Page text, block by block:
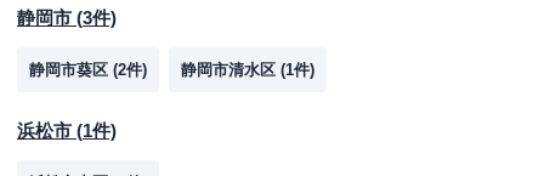
静岡市 (3件)
静岡市葵区 (2件) 静岡市清水区 (1件)
浜松市 (1件)